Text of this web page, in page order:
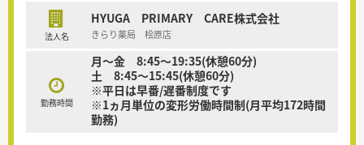
法人名
HYUGA PRIMARY CARE株式会社
きらり薬局 桧原店
勤務時間
月～金 8:45～19:35(休憩60分)
土 8:45～15:45(休憩60分)
※平日は早番/遅番制度です
※1ヵ月単位の変形労働時間制(月平均172時間
勤務)